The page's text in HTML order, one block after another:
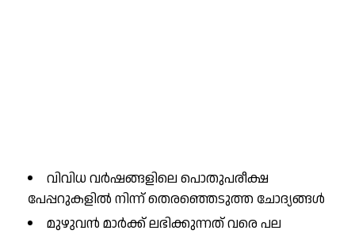
വിവിധ വർഷങ്ങളിലെ പൊതുപരീക്ഷ
പേപ്പറുകളിൽ നിന്ന് തെരഞ്ഞെടുത്ത ചോദ്യങ്ങൾ
മുഴുവൻ മാർക്ക് ലഭിക്കുന്നത് വരെ പല